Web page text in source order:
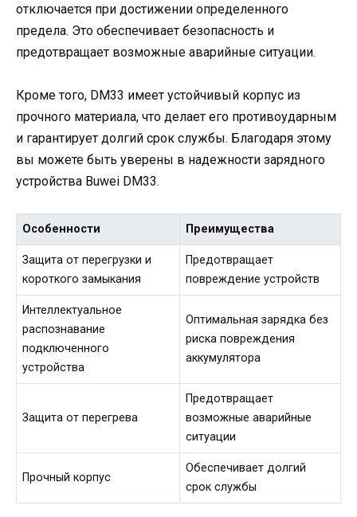
отключается при достижении определенного
предела. Это обеспечивает безопасность и
предотвращает возможные аварийные ситуации.
Кроме того, DM33 имеет устойчивый корпус из
прочного материала, что делает его противоударным
и гарантирует долгий срок службы. Благодаря этому
вы можете быть уверены в надежности зарядного
устройства Buwei DM33.
Особенности Преимущества
Защита от перегрузки и
короткого замыкания
Предотвращает
повреждение устройств
Интеллектуальное
распознавание
подключенного
устройства
Оптимальная зарядка без
риска повреждения
аккумулятора
Защита от перегрева
Предотвращает
возможные аварийные
ситуации
Прочный корпус
Обеспечивает долгий
срок службы